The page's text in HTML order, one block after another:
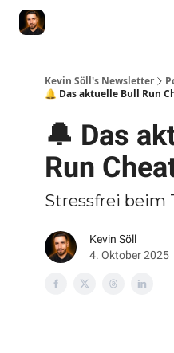
Kevin Söll's Newsletter
🔔 Das aktuelle Bull Run
🔔 Das
Run
Stressfrei beim
Kevin Söll
4. Oktober 2025